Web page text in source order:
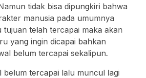
tidak bisa dipungkiri bahwa
manusia pada umumnya
tujuan telah tercapai maka akan
yang ingin dicapai bahkan
belum tercapai sekalipun.
belum tercapai lalu muncul lagi